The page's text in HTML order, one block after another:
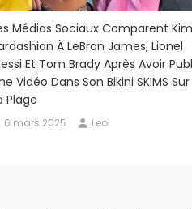
Médias Sociaux Comparent Kim
À LeBron James, Lionel
Et Tom Brady Après Avoir
Vidéo Dans Son Bikini SKIMS Sur
Plage
6 mars 2025 Leo